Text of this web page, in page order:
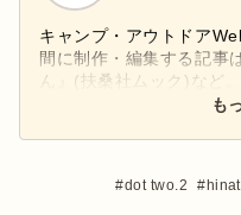
キャンプ・アウトドア
間に制作・編集する記事
ん』(扶桑社ムック)など
も
dot two.2